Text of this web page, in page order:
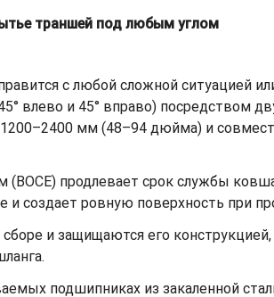
траншей под любым углом
с любой сложной ситуацией
влево и 45° вправо)
мм (48–94 дюйма) и
продлевает срок службы
и создает ровную поверхность при
и защищаются его
подшипниках из закаленной